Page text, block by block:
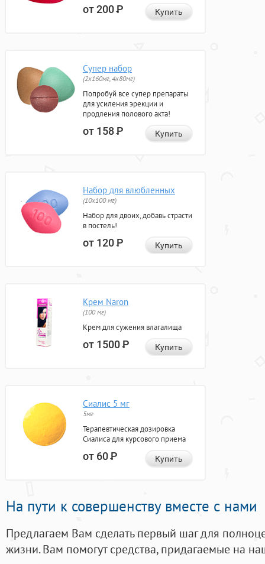
от 200Р Купить
Супер набор
(2х160мг, 4х80мг)
Попробуй все супер препараты
для усиления эрекции и
продления полового акта!
от 158Р Купить
Набор для влюбленных
(10х100 мг)
Набор для двоих, добавь страсти
в постель!
от 120Р Купить
Крем Naron
(100 мг)
Крем для сужения влагалища
от 1500Р Купить
Сиалис 5 мг
5мг
Терапевтическая дозировка
Сиалиса для курсового приема
от 60Р Купить
На пути к совершенству вместе с нами
Предлагаем Вам сделать первый шаг для
жизни. Вам помогут средства, придагаемые на